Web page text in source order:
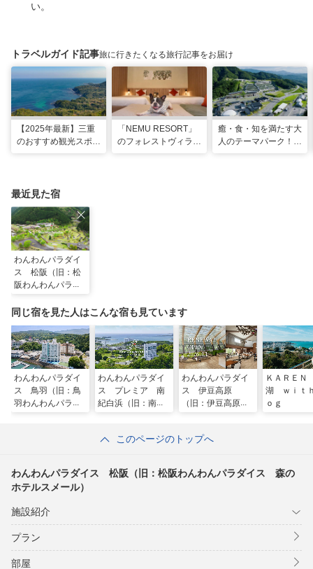
い。
トラベルガイド記事旅に行きたくなる旅行記事をお届け
【2025年最新】三重
のおすすめ観光スポッ
まで
「NEMU RESORT」
のフォレストヴィラ
癒・食・知を満たす大
人のテーマパーク！
最近見た宿
わんわんパラダイ
ス 松阪（旧：松
阪わんわんパラダ
スメール）
同じ宿を見た人はこんな宿も見ています
わんわんパラダイ
ス 鳥羽（旧：鳥
羽わんわんパラダ
わんわんパラダイ
ス プレミア 南
紀白浜（旧：南紀
わんわんパラダイ
ス 伊豆高原
（旧：伊豆高原わ
ージ）
ＫＡＲＥ
湖 ｗｉｔ
ｏｇ
このページのトップへ
わんわんパラダイス 松阪（旧：松阪わんわんパラダイス 森の
ホテルスメール）
施設紹介
プラン
部屋